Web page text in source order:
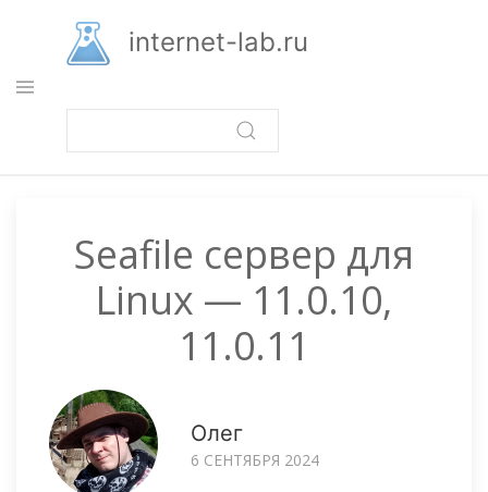
основному
содержанию
internet-lab.ru
Seafile сервер для
Linux — 11.0.10,
11.0.11
Олег
6 СЕНТЯБРЯ 2024